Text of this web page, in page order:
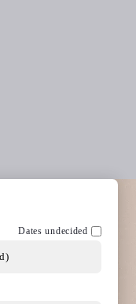
Dates undecided